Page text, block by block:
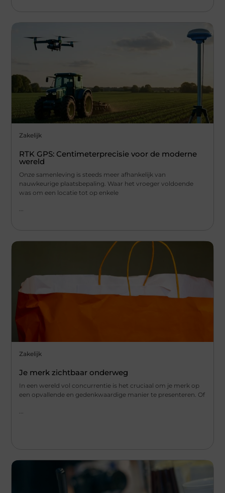
Zakelijk
RTK GPS: Centimeterprecisie voor de moderne
wereld
Onze samenleving is steeds meer afhankelijk van
nauwkeurige plaatsbepaling. Waar het vroeger voldoende
was om een locatie tot op enkele
...
Zakelijk
Je merk zichtbaar onderweg
In een wereld vol concurrentie is het cruciaal om je merk op
een opvallende en gedenkwaardige manier te presenteren. Of